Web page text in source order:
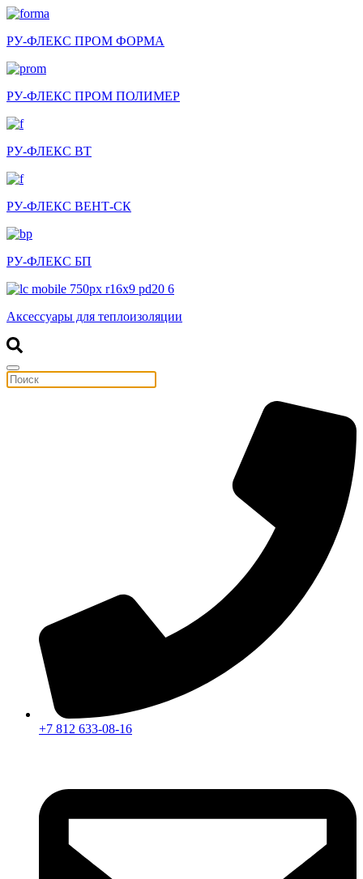
РУ-ФЛЕКС ПРОМ ФОРМА
РУ-ФЛЕКС ПРОМ ПОЛИМЕР
РУ-ФЛЕКС ВТ
РУ-ФЛЕКС ВЕНТ-СК
РУ-ФЛЕКС БП
Аксессуары для теплоизоляции
+7 812 633-08-16